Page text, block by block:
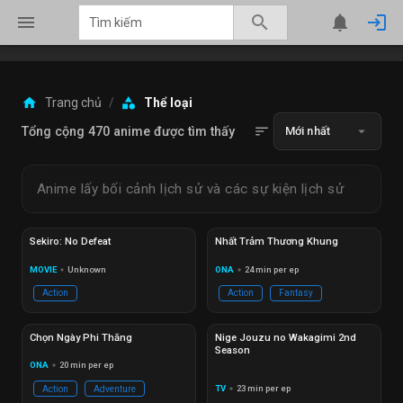
menu search notifications login
home Trang chủ / category Thể loại
Tổng cộng 470 anime được tìm thấy sort Mới nhất arrow_drop_down
Anime lấy bối cảnh lịch sử và các sự kiện lịch sử
Sekiro: No Defeat
MOVIE circle Unknown
Action
Nhất Trảm Thương Khung
ONA circle 24 min per ep
Action
Fantasy
Chọn Ngày Phi Thăng
ONA circle 20 min per ep
Action Adventure
Nige Jouzu no Wakagimi 2nd
Season
TV circle 23 min per ep